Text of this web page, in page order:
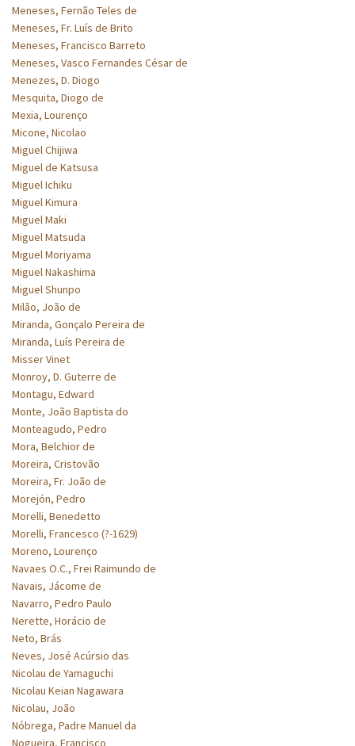
Meneses, Fernão Teles de
Meneses, Fr. Luís de Brito
Meneses, Francisco Barreto
Meneses, Vasco Fernandes César de
Menezes, D. Diogo
Mesquita, Diogo de
Mexia, Lourenço
Micone, Nicolao
Miguel Chijiwa
Miguel de Katsusa
Miguel Ichiku
Miguel Kimura
Miguel Maki
Miguel Matsuda
Miguel Moriyama
Miguel Nakashima
Miguel Shunpo
Milão, João de
Miranda, Gonçalo Pereira de
Miranda, Luís Pereira de
Misser Vinet
Monroy, D. Guterre de
Montagu, Edward
Monte, João Baptista do
Monteagudo, Pedro
Mora, Belchior de
Moreira, Cristovão
Moreira, Fr. João de
Morejón, Pedro
Morelli, Benedetto
Morelli, Francesco (?-1629)
Moreno, Lourenço
Navaes O.C., Frei Raimundo de
Navais, Jácome de
Navarro, Pedro Paulo
Nerette, Horácio de
Neto, Brás
Neves, José Acúrsio das
Nicolau de Yamaguchi
Nicolau Keian Nagawara
Nicolau, João
Nóbrega, Padre Manuel da
Nogueira, Francisco